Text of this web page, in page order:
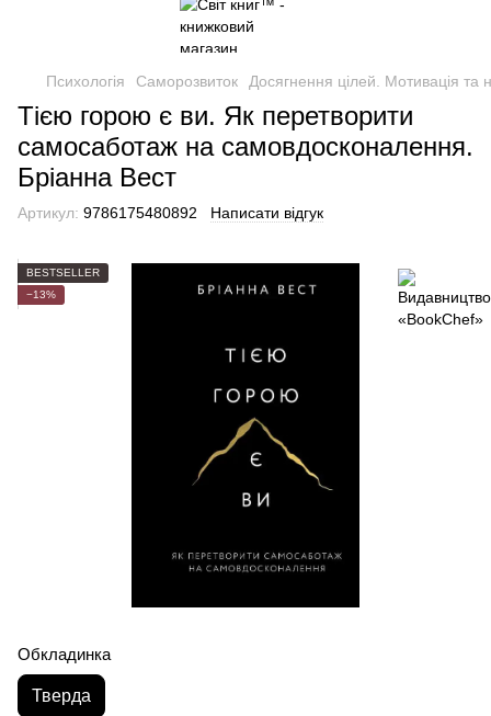
Психологія Саморозвиток Досягнення цілей. Мотивація та
Тією горою є ви. Як перетворити
самосаботаж на самовдосконалення.
Бріанна Вест
Артикул: 9786175480892 Написати відгук
BESTSELLER
−13%
Обкладинка
Тверда